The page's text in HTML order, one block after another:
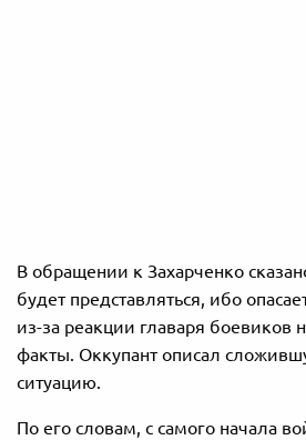
В обращении к Захарченко
будет представляться, ибо
из-за реакции главаря
факты. Оккупант описал
ситуацию.
По его словам, с самого начала